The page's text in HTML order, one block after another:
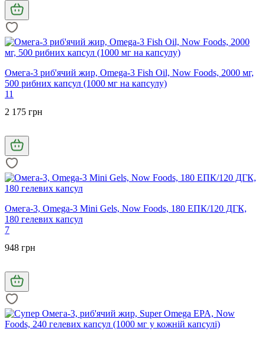
Омега-3 риб'ячий жир, Omega-3 Fish Oil, Now Foods, 2000 мг,
500 рибних капсул (1000 мг на капсулу)
11
2 175 грн
Омега-3, Omega-3 Mini Gels, Now Foods, 180 ЕПК/120 ДГК,
180 гелевих капсул
7
948 грн